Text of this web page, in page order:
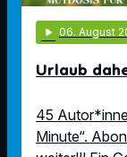
play_arrow 06. August
Urlaub
45
Minute“.